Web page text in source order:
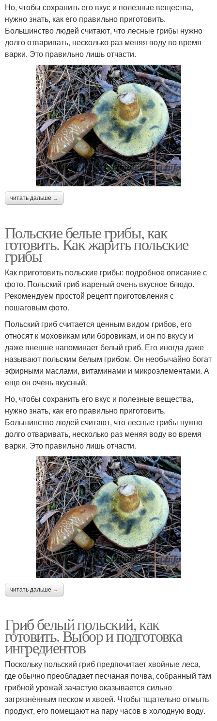
Но, чтобы сохранить его вкус и полезные вещества,
нужно знать, как его правильно приготовить.
Большинство людей считают, что лесные грибы нужно
долго отваривать, несколько раз меняя воду во время
варки. Это правильно лишь отчасти.
читать дальше →
Польские белые грибы, как
готовить. Как жарить польские
грибы
Как приготовить польские грибы: подробное описание с
фото. Польский гриб жареный очень вкусное блюдо.
Рекомендуем простой рецепт приготовления с
пошаговым фото.
Польский гриб считается ценным видом грибов, его
относят к моховикам или боровикам, и он по вкусу и
даже внешне напоминает белый гриб. Его иногда даже
называют польским белым грибом. Он необычайно богат
эфирными маслами, витаминами и микроэлементами. А
еще он очень вкусный.
Но, чтобы сохранить его вкус и полезные вещества,
нужно знать, как его правильно приготовить.
Большинство людей считают, что лесные грибы нужно
долго отваривать, несколько раз меняя воду во время
варки. Это правильно лишь отчасти.
читать дальше →
Гриб белый польский, как
готовить. Выбор и подготовка
ингредиентов
Поскольку польский гриб предпочитает хвойные леса,
где обычно преобладает песчаная почва, собранный там
грибной урожай зачастую оказывается сильно
загрязнённым песком и хвоей. Чтобы тщательно отмыть
продукт, его помещают на пару часов в холодную воду.